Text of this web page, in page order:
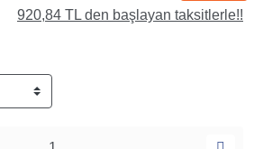
920,84 TL den başlayan taksitlerle!!